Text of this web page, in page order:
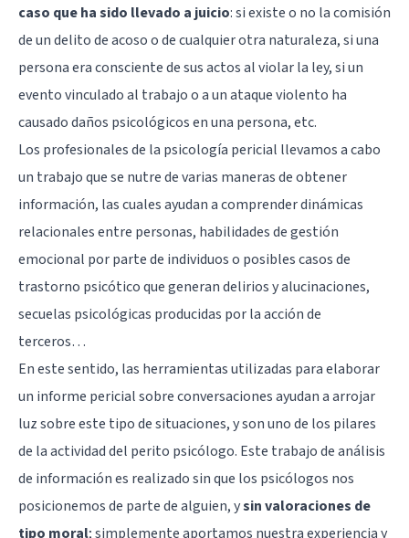
caso que ha sido llevado a juicio: si existe o no la comisión
de un delito de acoso o de cualquier otra naturaleza, si una
persona era consciente de sus actos al violar la ley, si un
evento vinculado al trabajo o a un ataque violento ha
causado daños psicológicos en una persona, etc.
Los profesionales de la psicología pericial llevamos a cabo
un trabajo que se nutre de varias maneras de obtener
información, las cuales ayudan a comprender dinámicas
relacionales entre personas, habilidades de gestión
emocional por parte de individuos o posibles casos de
trastorno psicótico que generan delirios y alucinaciones,
secuelas psicológicas producidas por la acción de
terceros…
En este sentido, las herramientas utilizadas para elaborar
un informe pericial sobre conversaciones ayudan a arrojar
luz sobre este tipo de situaciones, y son uno de los pilares
de la actividad del perito psicólogo. Este trabajo de análisis
de información es realizado sin que los psicólogos nos
posicionemos de parte de alguien, ysin valoraciones de
tipo moral; simplemente aportamos nuestra experiencia y